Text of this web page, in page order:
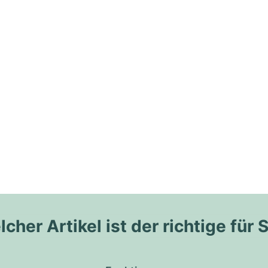
Artikel ist der richtige für